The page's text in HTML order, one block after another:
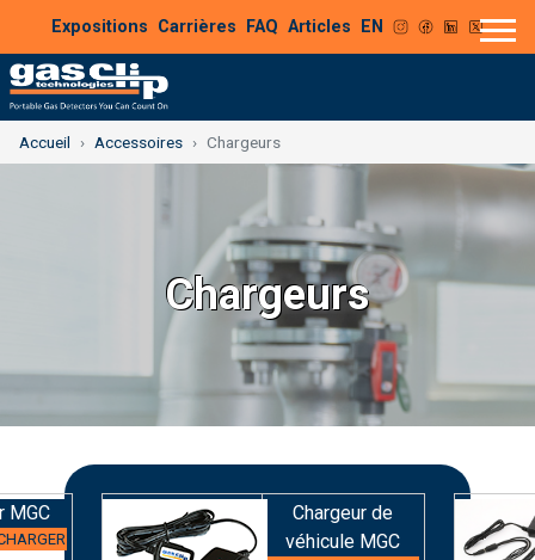
Expositions Carrières FAQ Articles EN
Accueil Accessoires Chargeurs
Chargeurs
MGC
Chargeur de
véhicule MGC